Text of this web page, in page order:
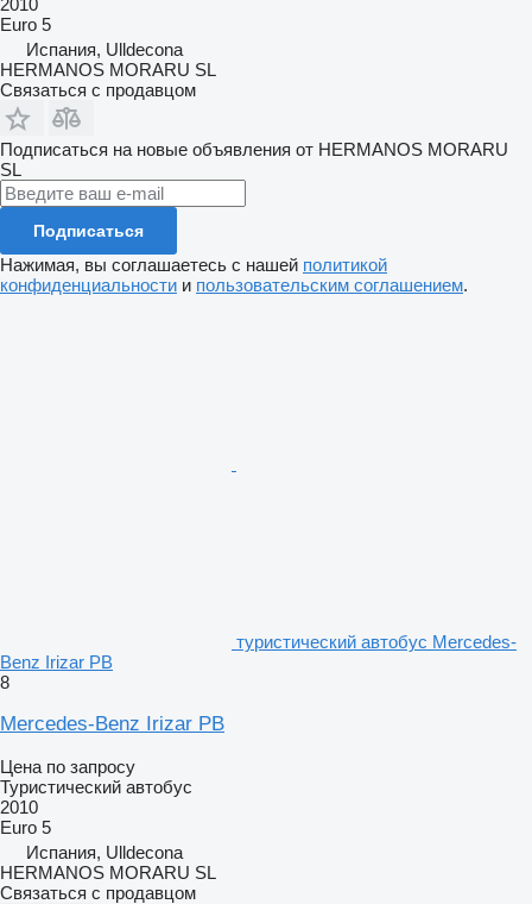
2010
Euro 5
Испания, Ulldecona
HERMANOS MORARU SL
Связаться с продавцом
Подписаться на новые объявления от HERMANOS MORARU
SL
Подписаться
Нажимая, вы соглашаетесь с нашей политикой
конфиденциальности и пользовательским соглашением.
туристический автобус Mercedes-
Benz Irizar PB
8
Mercedes-Benz Irizar PB
Цена по запросу
Туристический автобус
2010
Euro 5
Испания, Ulldecona
HERMANOS MORARU SL
Связаться с продавцом